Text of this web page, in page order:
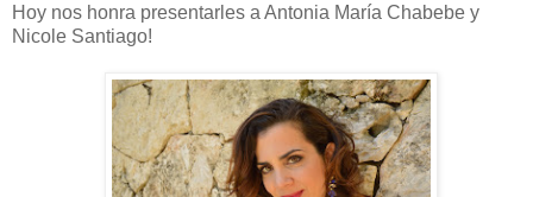
Hoy nos honra presentarles a Antonia María Chabebe y
Nicole Santiago!